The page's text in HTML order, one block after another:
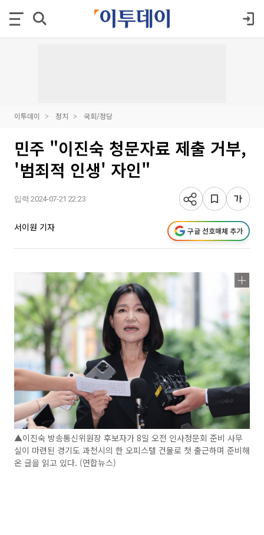
이투데이 정치 국회/정당
민주 "이진숙 청문자료 제출 거부,
'범죄적 인생' 자인"
입력 2024-07-21 22:23
서이원 기자 구글 선호매체 추가
▲이진숙 방송통신위원장 후보자가 8일 오전 인사청문회 준비 사무
실이 마련된 경기도 과천시의 한 오피스텔 건물로 첫 출근하며 준비해
온 글을 읽고 있다. (연합뉴스)